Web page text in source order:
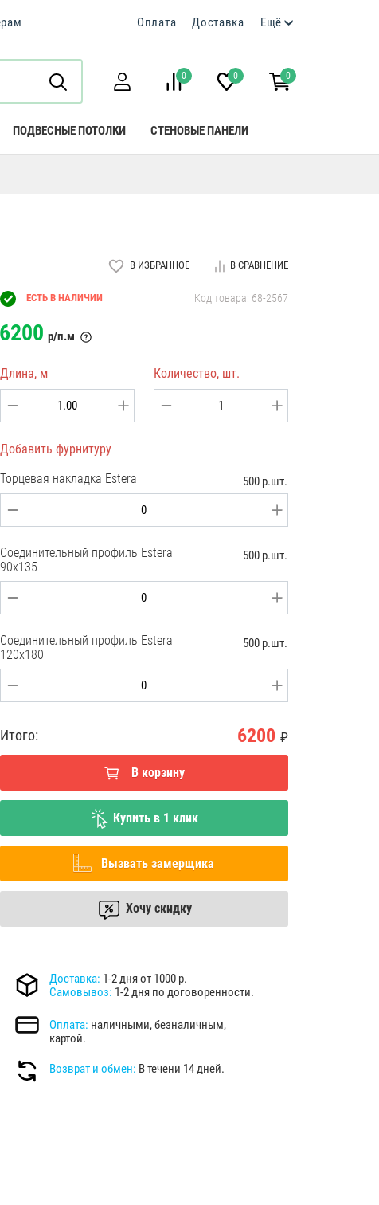
Оплата Доставка Ещё
0 0 0
ПОДВЕСНЫЕ ПОТОЛКИ СТЕНОВЫЕ ПАНЕЛИ
В ИЗБРАННОЕ В СРАВНЕНИЕ
ЕСТЬ В НАЛИЧИИ Код товара: 68-2567
6200 р/п.м
Длина, м Количество, шт.
Добавить фурнитуру
Торцевая накладка Estera
500 р.шт.
Соединительный профиль Estera
90x135
500 р.шт.
Соединительный профиль Estera
120x180
500 р.шт.
Итого: 6200 ₽
Купить в 1 клик
В корзину
Вызвать замерщика
Хочу скидку
Доставка: 1-2 дня от 1000 р.
Самовывоз: 1-2 дня по договоренности.
Оплата: наличными, безналичным,
картой.
Возврат и обмен: В течени 14 дней.